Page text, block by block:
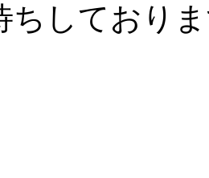
ちしており